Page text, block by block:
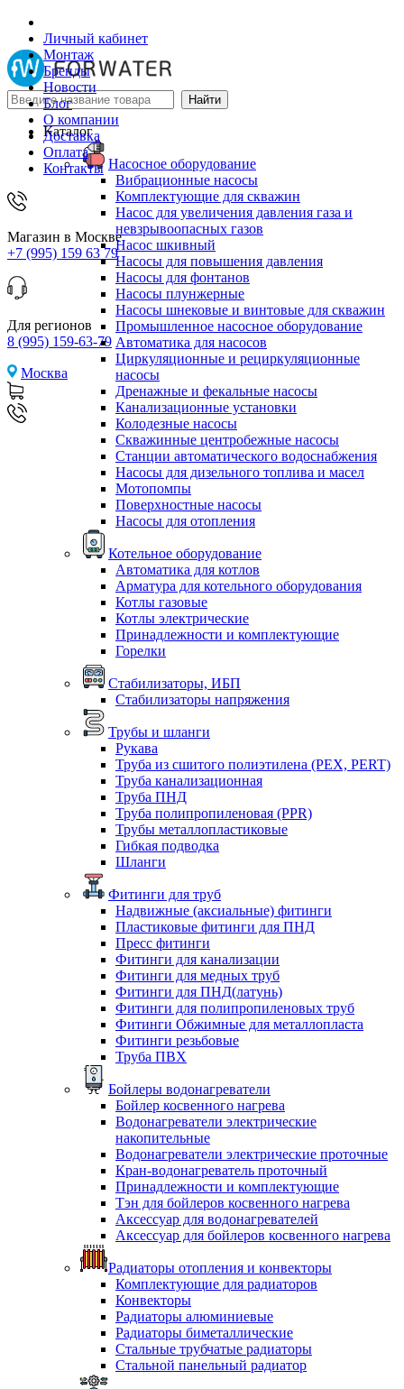
Личный кабинет
Монтаж
Бренды
Новости
Блог
О компании
Доставка
Оплата
Контакты
Магазин в Москве
+7 (995) 159 63 79
Для регионов
8 (995) 159-63-79
Москва
Каталог
Насосное оборудование
Вибрационные насосы
Комплектующие для скважин
Насос для увеличения давления газа и
невзрывоопасных газов
Насос шкивный
Насосы для повышения давления
Насосы для фонтанов
Насосы плунжерные
Насосы шнековые и винтовые для скважин
Промышленное насосное оборудование
Автоматика для насосов
Циркуляционные и рециркуляционные
насосы
Дренажные и фекальные насосы
Канализационные установки
Колодезные насосы
Скважинные центробежные насосы
Станции автоматического водоснабжения
Насосы для дизельного топлива и масел
Мотопомпы
Поверхностные насосы
Насосы для отопления
Котельное оборудование
Автоматика для котлов
Арматура для котельного оборудования
Котлы газовые
Котлы электрические
Принадлежности и комплектующие
Горелки
Стабилизаторы, ИБП
Стабилизаторы напряжения
Трубы и шланги
Рукава
Труба из сшитого полиэтилена (PEX, PERT)
Труба канализационная
Труба ПНД
Труба полипропиленовая (PPR)
Трубы металлопластиковые
Гибкая подводка
Шланги
Фитинги для труб
Надвижные (аксиальные) фитинги
Пластиковые фитинги для ПНД
Пресс фитинги
Фитинги для канализации
Фитинги для медных труб
Фитинги для ПНД(латунь)
Фитинги для полипропиленовых труб
Фитинги Обжимные для металлопласта
Фитинги резьбовые
Труба ПВХ
Бойлеры водонагреватели
Бойлер косвенного нагрева
Водонагреватели электрические
накопительные
Водонагреватели электрические проточные
Кран-водонагреватель проточный
Принадлежности и комплектующие
Тэн для бойлеров косвенного нагрева
Аксессуар для водонагревателей
Аксессуар для бойлеров косвенного нагрева
Радиаторы отопления и конвекторы
Комплектующие для радиаторов
Конвекторы
Радиаторы алюминиевые
Радиаторы биметаллические
Стальные трубчатые радиаторы
Стальной панельный радиатор